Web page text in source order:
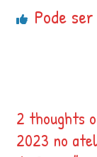
Pode
2 thoughts
2023 no